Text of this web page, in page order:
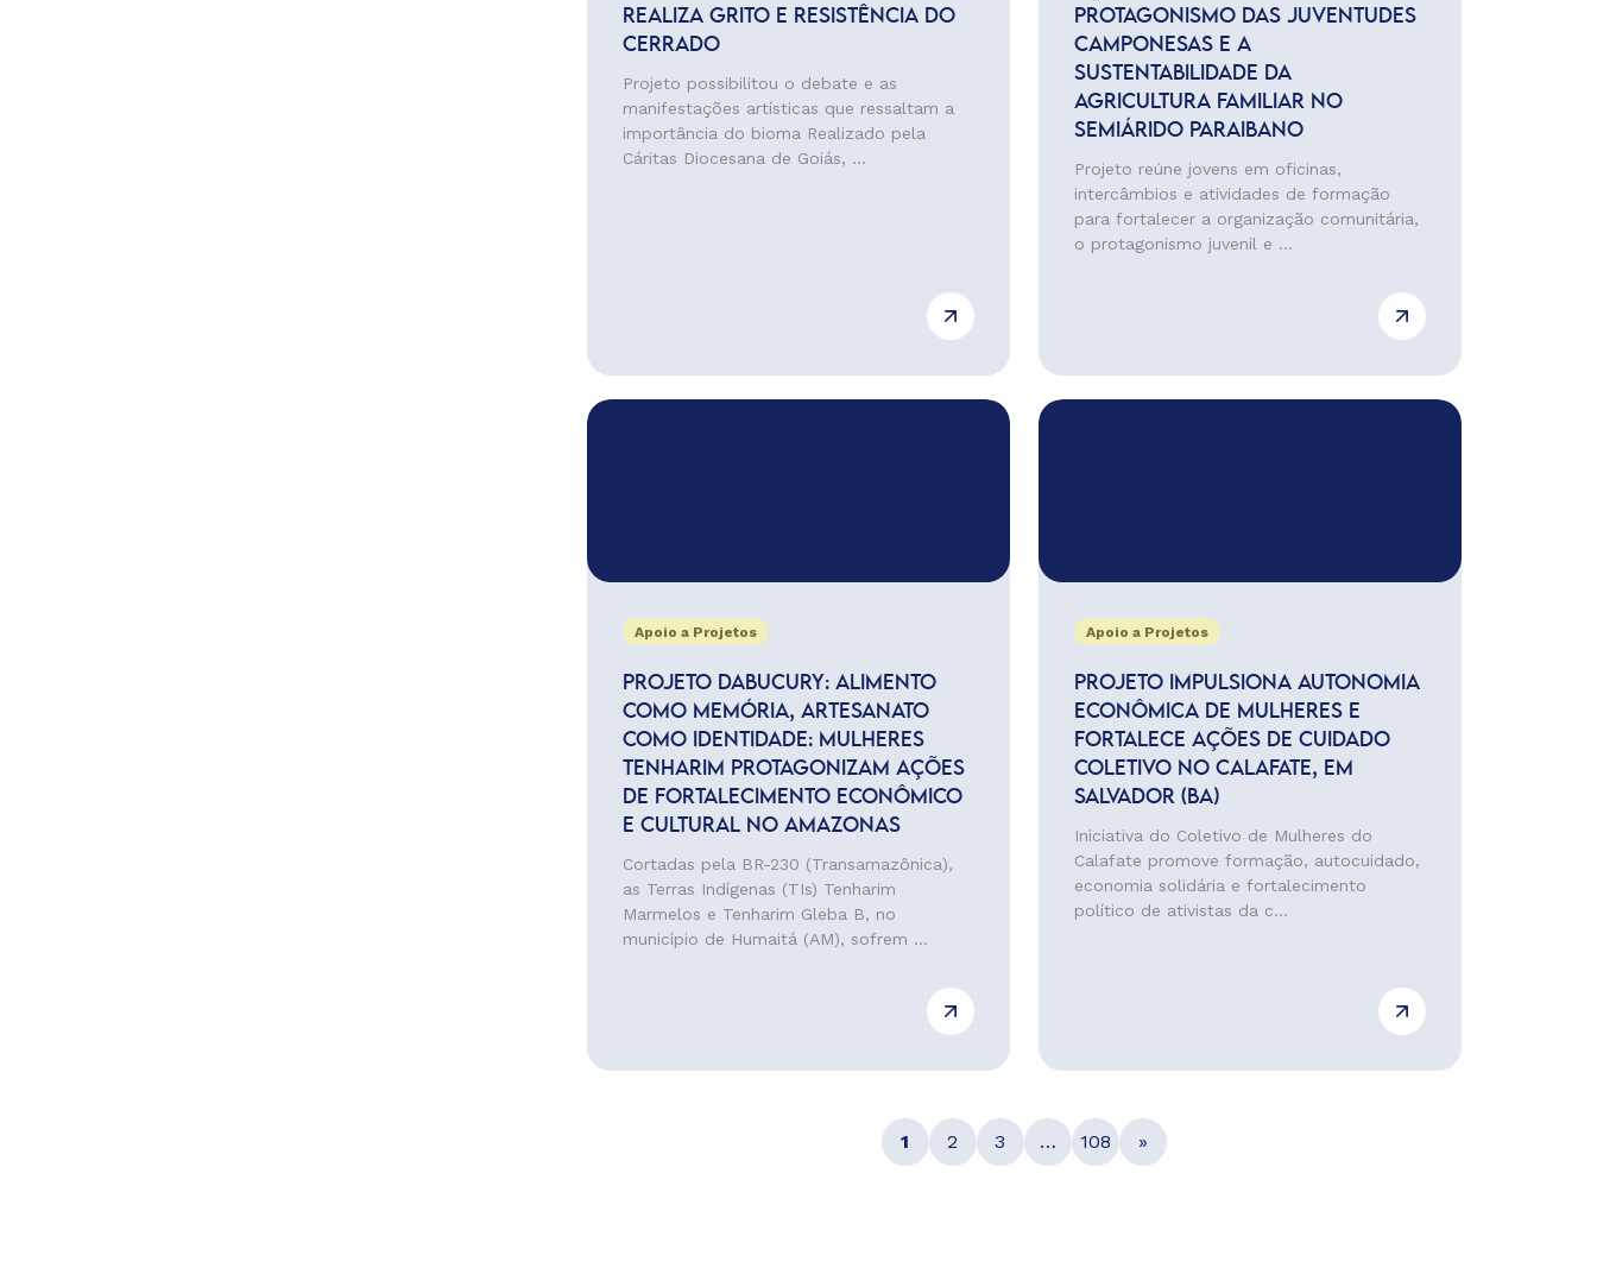
REALIZA GRITO E RESISTÊNCIA DO
CERRADO
Projeto possibilitou o debate e as
manifestações artísticas que ressaltam a
importância do bioma Realizado pela
Cáritas Diocesana de Goiás, ...
PROTAGONISMO DAS JUVENTUDES
CAMPONESAS E A
SUSTENTABILIDADE DA
AGRICULTURA FAMILIAR NO
SEMIÁRIDO PARAIBANO
Projeto reúne jovens em oficinas,
intercâmbios e atividades de formação
para fortalecer a organização comunitária,
o protagonismo juvenil e ...
Apoio a Projetos
PROJETO DABUCURY: ALIMENTO
COMO MEMÓRIA, ARTESANATO
COMO IDENTIDADE: MULHERES
TENHARIM PROTAGONIZAM AÇÕES
DE FORTALECIMENTO ECONÔMICO
E CULTURAL NO AMAZONAS
Cortadas pela BR-230 (Transamazônica),
as Terras Indígenas (TIs) Tenharim
Marmelos e Tenharim Gleba B, no
município de Humaitá (AM), sofrem ...
Apoio a Projetos
PROJETO IMPULSIONA AUTONOMIA
ECONÔMICA DE MULHERES E
FORTALECE AÇÕES DE CUIDADO
COLETIVO NO CALAFATE, EM
SALVADOR (BA)
Iniciativa do Coletivo de Mulheres do
Calafate promove formação, autocuidado,
economia solidária e fortalecimento
político de ativistas da c...
1 2 3 … 108 »